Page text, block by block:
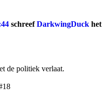
schreefDarkwingDuck het
de politiek verlaat.